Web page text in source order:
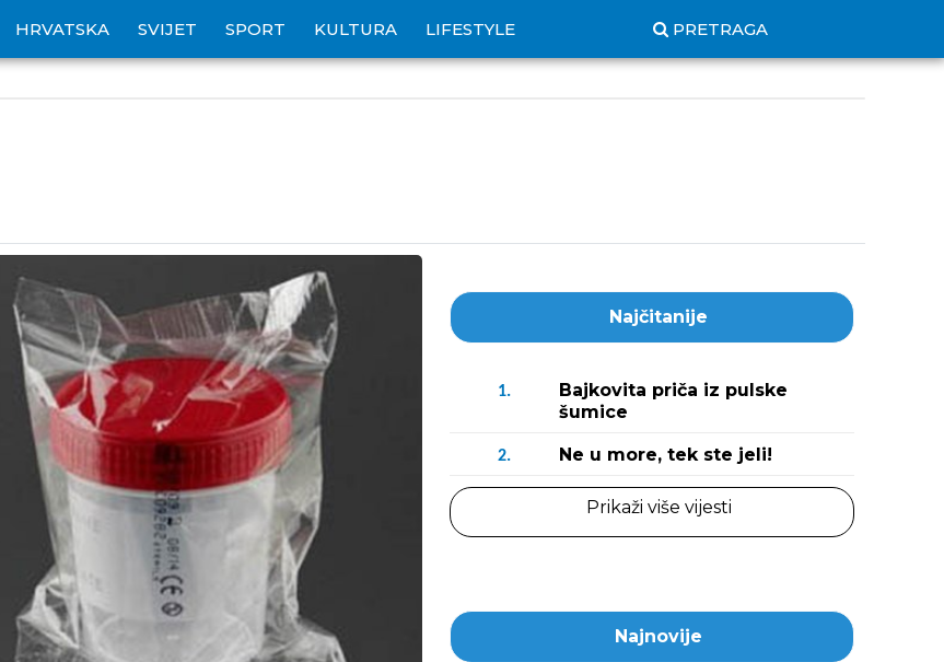
HRVATSKA SVIJET SPORT KULTURA LIFESTYLE PRETRAGA
Najčitanije
1.
Bajkovita priča iz pulske
šumice
2. Ne u more, tek ste jeli!
Prikaži više vijesti
Najnovije